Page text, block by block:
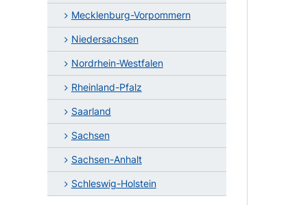
Mecklenburg-Vorpommern
Niedersachsen
Nordrhein-Westfalen
Rheinland-Pfalz
Saarland
Sachsen
Sachsen-Anhalt
Schleswig-Holstein